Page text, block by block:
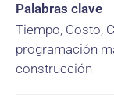
Palabras clave
Tiempo, Costo,
programación
construcción